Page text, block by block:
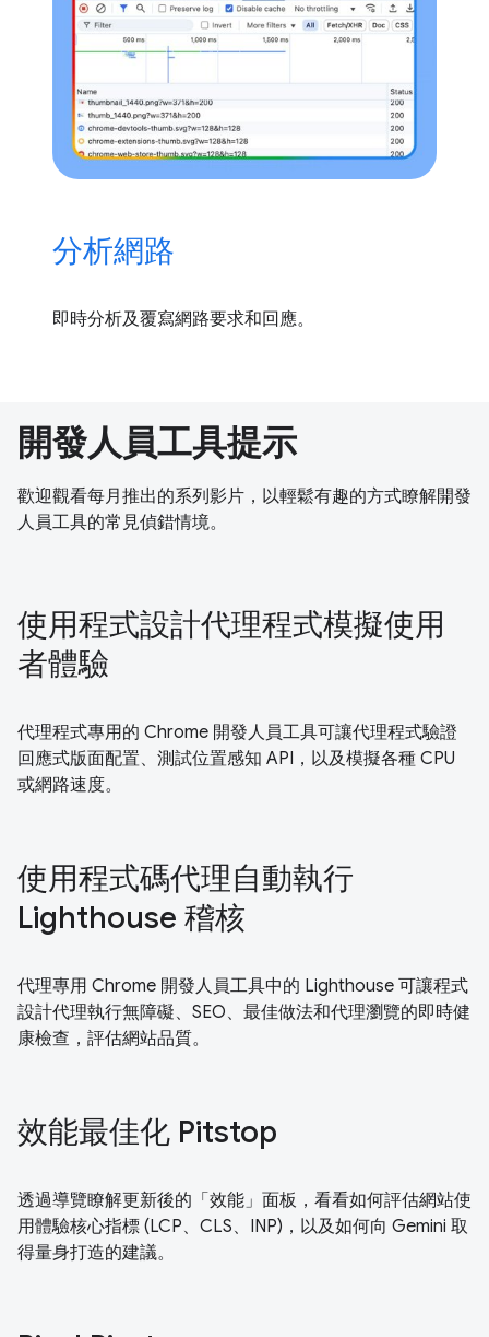
分析網路
即時分析及覆寫網路要求和回應。
開發人員工具提示
歡迎觀看每月推出的系列影片，以輕鬆有趣的方式瞭解開發
人員工具的常見偵錯情境。
使用程式設計代理程式模擬使用
者體驗
代理程式專用的 Chrome 開發人員工具可讓代理程式驗證
回應式版面配置、測試位置感知 API，以及模擬各種 CPU
或網路速度。
使用程式碼代理自動執行
Lighthouse 稽核
代理專用 Chrome 開發人員工具中的 Lighthouse 可讓程式
設計代理執行無障礙、SEO、最佳做法和代理瀏覽的即時健
康檢查，評估網站品質。
效能最佳化 Pitstop
透過導覽瞭解更新後的「效能」面板，看看如何評估網站使
用體驗核心指標 (LCP、CLS、INP)，以及如何向 Gemini 取
得量身打造的建議。